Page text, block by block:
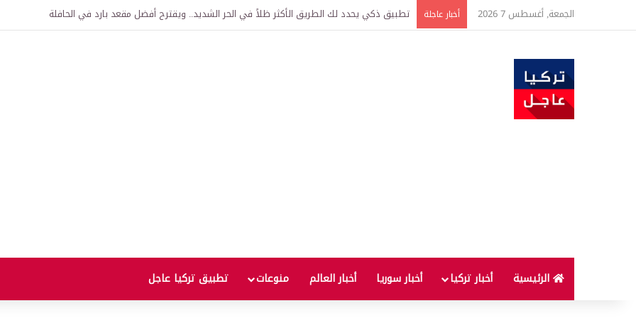
الجمعة, أغسطس 7 2026 أخبار عاجلة تركيا وسوريا توقعان اتفاقية لإنشاء “الجامعة السورية التركية” في دمشق.. منح دراسية واعتراف بالشهادات
الرئيسية أخبار تركيا أخبار سوريا أخبار العالم منوعات تطبيق تركيا عاجل